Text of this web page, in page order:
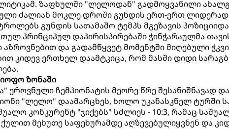
ზაფხულში "ლელოდან" გადმოყვანილი
ძალიან მოკლე დროში გუნდის ერთ-ერთ ლიდერად
გუნდის სათამაშო ტემპს მგეზავის
პრინციპულ დაპირისპირებაში ჭინჭარაულმა
და გადამწყვეტ მომენტში მიღებული
კიდევ ერთხელ დაამტკიცა, რომ მასში დიდი
ზონაში
ეროვნული ჩემპიონატის მეორე წრე შესანიშნავად
"ლელო" დაამარცხეს, ხოლო უკანასკნელ ტურში
კონკურენტ "ჯიქებს" სძლიეს - 10:3, რამაც
მეხუთე საფეხურამდე აღზევებულიყვნენ და